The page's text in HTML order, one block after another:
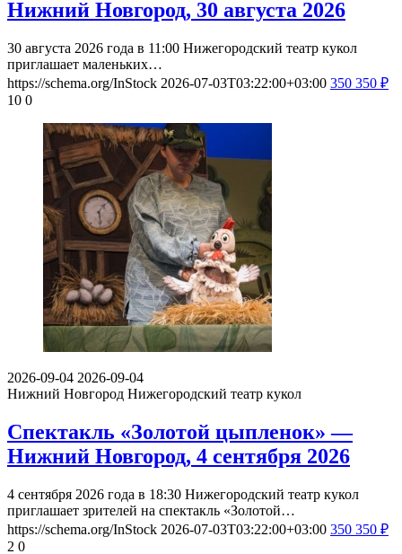
Нижний Новгород, 30 августа 2026
30 августа 2026 года в 11:00 Нижегородский театр кукол
приглашает маленьких…
https://schema.org/InStock 2026-07-03T03:22:00+03:00 350 350 ₽
10 0
2026-09-04 2026-09-04
Нижний Новгород Нижегородский театр кукол
Спектакль «Золотой цыпленок» —
Нижний Новгород, 4 сентября 2026
4 сентября 2026 года в 18:30 Нижегородский театр кукол
приглашает зрителей на спектакль «Золотой…
https://schema.org/InStock 2026-07-03T03:22:00+03:00 350 350 ₽
2 0